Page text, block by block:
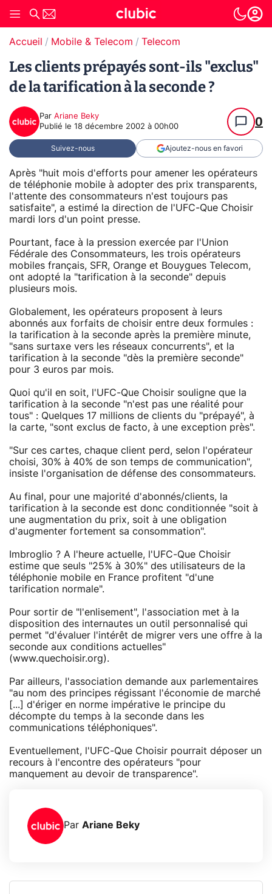
Accueil Mobile & Telecom Telecom
Les clients prépayés sont-ils "exclus"
de la tarification à la seconde ?
Par Ariane Beky
Publié le 18 décembre 2002 à 00h00 0
Suivez-nous Ajoutez-nous en favori
Après "huit mois d'efforts pour amener les opérateurs
de téléphonie mobile à adopter des prix transparents,
l'attente des consommateurs n'est toujours pas
satisfaite", a estimé la direction de l'UFC-Que Choisir
mardi lors d'un point presse.
Pourtant, face à la pression exercée par l'Union
Fédérale des Consommateurs, les trois opérateurs
mobiles français, SFR, Orange et Bouygues Telecom,
ont adopté la "tarification à la seconde" depuis
plusieurs mois.
Globalement, les opérateurs proposent à leurs
abonnés aux forfaits de choisir entre deux formules :
la tarification à la seconde après la première minute,
"sans surtaxe vers les réseaux concurrents", et la
tarification à la seconde "dès la première seconde"
pour 3 euros par mois.
Quoi qu'il en soit, l'UFC-Que Choisir souligne que la
tarification à la seconde "n'est pas une réalité pour
tous" : Quelques 17 millions de clients du "prépayé", à
la carte, "sont exclus de facto, à une exception près".
"Sur ces cartes, chaque client perd, selon l'opérateur
choisi, 30% à 40% de son temps de communication",
insiste l'organisation de défense des consommateurs.
Au final, pour une majorité d'abonnés/clients, la
tarification à la seconde est donc conditionnée "soit à
une augmentation du prix, soit à une obligation
d'augmenter fortement sa consommation".
Imbroglio ? A l'heure actuelle, l'UFC-Que Choisir
estime que seuls "25% à 30%" des utilisateurs de la
téléphonie mobile en France profitent "d'une
tarification normale".
Pour sortir de "l'enlisement", l'association met à la
disposition des internautes un outil personnalisé qui
permet "d'évaluer l'intérêt de migrer vers une offre à la
seconde aux conditions actuelles"
(www.quechoisir.org).
Par ailleurs, l'association demande aux parlementaires
"au nom des principes régissant l'économie de marché
[...] d'ériger en norme impérative le principe du
décompte du temps à la seconde dans les
communications téléphoniques".
Eventuellement, l'UFC-Que Choisir pourrait déposer un
recours à l'encontre des opérateurs "pour
manquement au devoir de transparence".
Par Ariane Beky